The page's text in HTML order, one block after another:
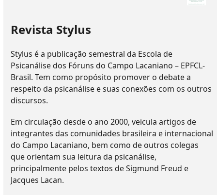
Revista Stylus
Stylus é a publicação semestral da Escola de
Psicanálise dos Fóruns do Campo Lacaniano – EPFCL-
Brasil. Tem como propósito promover o debate a
respeito da psicanálise e suas conexões com os outros
discursos.
Em circulação desde o ano 2000, veicula artigos de
integrantes das comunidades brasileira e internacional
do Campo Lacaniano, bem como de outros colegas
que orientam sua leitura da psicanálise,
principalmente pelos textos de Sigmund Freud e
Jacques Lacan.